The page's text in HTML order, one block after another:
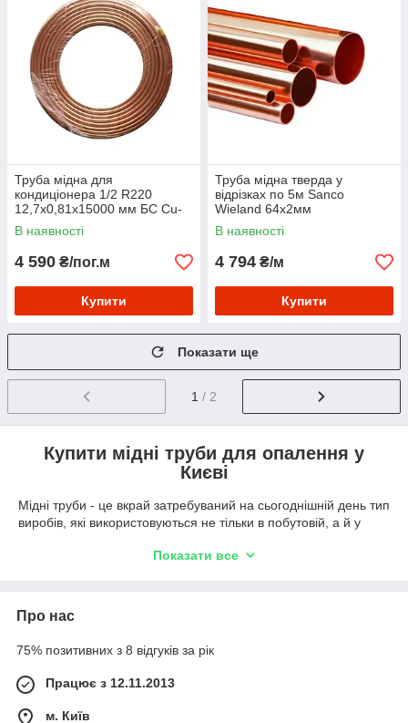
Труба мідна для
кондиціонера 1/2 R220
12,7x0,81х15000 мм БС Cu-
DHP
В наявності
4 590 ₴/пог.м
Купити
Труба мідна тверда у
відрізках по 5м Sanco
Wieland 64х2мм
В наявності
4 794 ₴/м
Купити
Показати ще
1 / 2
Купити мідні труби для опалення у
Києві
Мідні труби - це вкрай затребуваний на сьогоднішній день тип
виробів, які використовуються не тільки в побутовій, а й у
опалювальної та водопровідної системи. Вибір даного
Міцність. Матеріал високої якості відрізняється серед
використовувати у комунальній діяльності для систем
допомогою паяння, що сприяє надійному з'єднанню.
Довговічність. Завдяки повній відсутності можливих
Показати все
Про нас
75% позитивних з 8 відгуків за рік
Працює з 12.11.2013
м. Київ